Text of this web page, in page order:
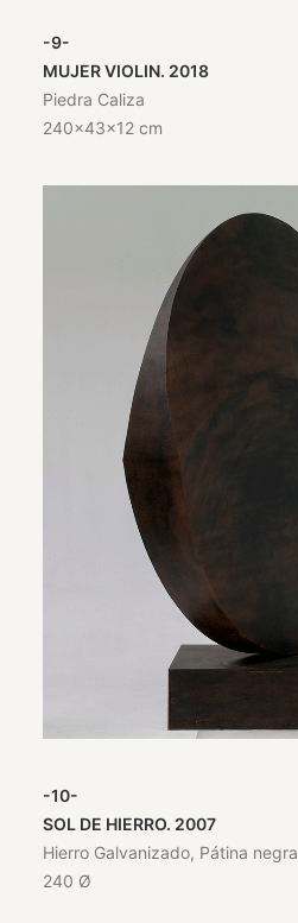
-9-
MUJER VIOLIN. 2018
Piedra Caliza
240x43x12 cm
-10-
SOL DE HIERRO. 2007
Hierro Galvanizado, Pátina negra
240 Ø